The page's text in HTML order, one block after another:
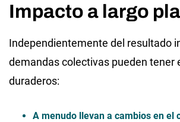
Impacto a largo
Independientemente del resultado
demandas colectivas pueden tener
duraderos:
A menudo llevan a cambios en el